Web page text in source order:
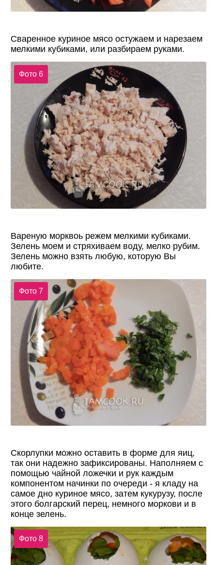
Сваренное куриное мясо остужаем и нарезаем
мелкими кубиками, или разбираем руками.
Фото 6
Вареную морквоь режем мелкими кубиками.
Зелень моем и стряхиваем воду, мелко рубим.
Зелень можно взять любую, которую Вы
любите.
Фото 7
Скорлупки можно оставить в форме для яиц,
так они надежно зафиксированы. Наполняем с
помощью чайной ложечки и рук каждым
компонентом начинки по очереди - я кладу на
самое дно куриное мясо, затем кукурузу, после
этого болгарский перец, немного моркови и в
конце зелень.
Фото 8